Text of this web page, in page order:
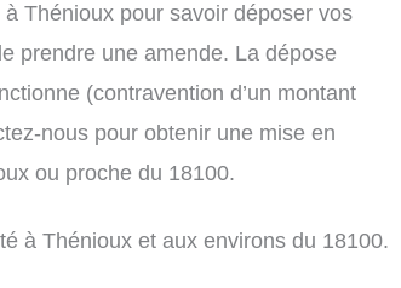
Thénioux pour savoir déposer vos
prendre une amende. La dépose
(contravention d’un montant
nous pour obtenir une mise en
ou proche du 18100.
à Thénioux et aux environs du 18100.